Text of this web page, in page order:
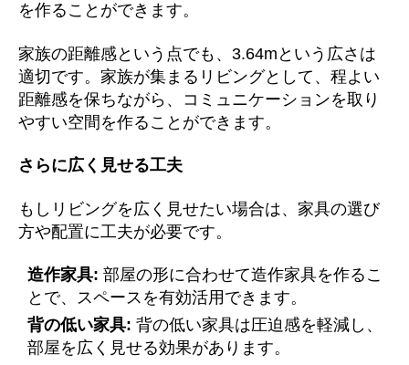
を作ることができます。
家族の距離感という点でも、3.64mという広さは
適切です。家族が集まるリビングとして、程よい
距離感を保ちながら、コミュニケーションを取り
やすい空間を作ることができます。
さらに広く見せる工夫
もしリビングを広く見せたい場合は、家具の選び
方や配置に工夫が必要です。
造作家具: 部屋の形に合わせて造作家具を作るこ
とで、スペースを有効活用できます。
背の低い家具: 背の低い家具は圧迫感を軽減し、
部屋を広く見せる効果があります。